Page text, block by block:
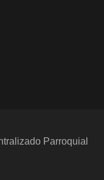
Parroquial